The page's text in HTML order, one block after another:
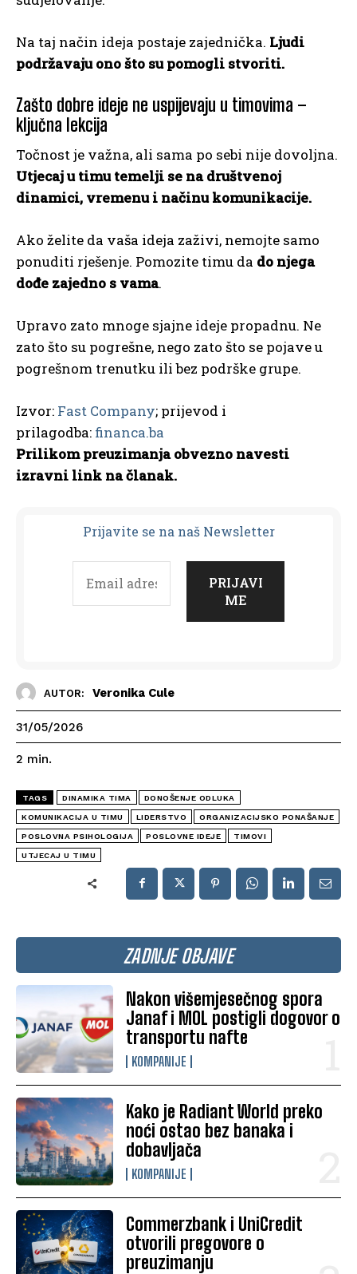
ZADNJE OBJAVE
Nakon višemjesečnog spora
Janaf i MOL postigli dogovor o
transportu nafte
KOMPANIJE
Kako je Radiant World preko
noći ostao bez banaka i
dobavljača
KOMPANIJE
Commerzbank i UniCredit
otvorili pregovore o
preuzimanju
Na taj način ideja postaje zajednička. Ljudi
podržavaju ono što su pomogli stvoriti.
Zašto dobre ideje ne uspijevaju u timovima –
ključna lekcija
Točnost je važna, ali sama po sebi nije dovoljna.
Utjecaj u timu temelji se na društvenoj
dinamici, vremenu i načinu komunikacije.
Ako želite da vaša ideja zaživi, nemojte samo
ponuditi rješenje. Pomozite timu da do njega
dođe zajedno s vama.
Upravo zato mnoge sjajne ideje propadnu. Ne
zato što su pogrešne, nego zato što se pojave u
pogrešnom trenutku ili bez podrške grupe.
Izvor: Fast Company; prijevod i
prilagodba: financa.ba
Prilikom preuzimanja obvezno navesti
izravni link na članak.
Prijavite se na naš Newsletter
AUTOR: Veronika Cule
31/05/2026
2 min.
TAGS DINAMIKA TIMA DONOŠENJE ODLUKA
KOMUNIKACIJA U TIMU LIDERSTVO ORGANIZACIJSKO PONAŠANJE
POSLOVNA PSIHOLOGIJA POSLOVNE IDEJE TIMOVI
UTJECAJ U TIMU